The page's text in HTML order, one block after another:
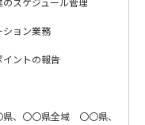
ション業務
イントの報告
、〇〇県全域 〇〇県、